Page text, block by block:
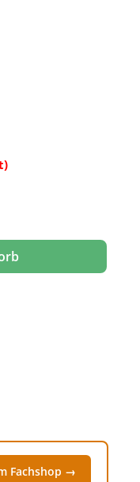
Schaltflächen um die
Fachshop →